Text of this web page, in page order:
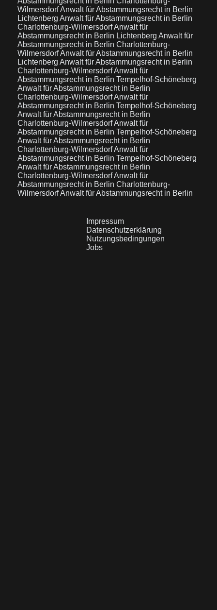
WilmersdorfAnwalt für Abstammungsrecht in Berlin
Lichtenberg Anwalt für Abstammungsrecht in Berlin
Charlottenburg-WilmersdorfAnwalt für
Abstammungsrecht in Berlin Lichtenberg Anwalt für
Abstammungsrecht in Berlin Charlottenburg-
WilmersdorfAnwalt für Abstammungsrecht in Berlin
Lichtenberg Anwalt für Abstammungsrecht in Berlin
Charlottenburg-WilmersdorfAnwalt für
Abstammungsrecht in Berlin Tempelhof-Schöneberg
Anwalt für Abstammungsrecht in Berlin
Charlottenburg-WilmersdorfAnwalt für
Abstammungsrecht in Berlin Tempelhof-Schöneberg
Anwalt für Abstammungsrecht in Berlin
Charlottenburg-WilmersdorfAnwalt für
Abstammungsrecht in Berlin Tempelhof-Schöneberg
Anwalt für Abstammungsrecht in Berlin
Charlottenburg-WilmersdorfAnwalt für
Abstammungsrecht in Berlin Tempelhof-Schöneberg
Anwalt für Abstammungsrecht in Berlin
Charlottenburg-WilmersdorfAnwalt für
Abstammungsrecht in Berlin Charlottenburg-
WilmersdorfAnwalt für Abstammungsrecht in Berlin
Impressum
Datenschutzerklärung
Nutzungsbedingungen
Jobs